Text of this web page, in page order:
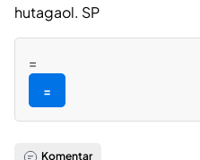
hutagaol. SP
=
=
Komentar